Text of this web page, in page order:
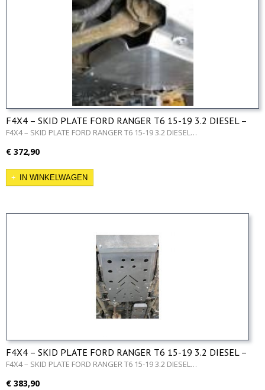
F4X4 – SKID PLATE FORD RANGER T6 15-19 3.2 DIESEL –
Engine
F4X4 – SKID PLATE FORD RANGER T6 15-19 3.2 DIESEL…
€ 372,90
IN WINKELWAGEN
F4X4 – SKID PLATE FORD RANGER T6 15-19 3.2 DIESEL –
Gearbox & Reducer
F4X4 – SKID PLATE FORD RANGER T6 15-19 3.2 DIESEL…
€ 383,90